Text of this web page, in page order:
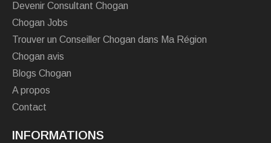
Devenir Consultant Chogan
Chogan Jobs
Trouver un Conseiller Chogan dans Ma Région
Chogan avis
Blogs Chogan
A propos
Contact
INFORMATIONS